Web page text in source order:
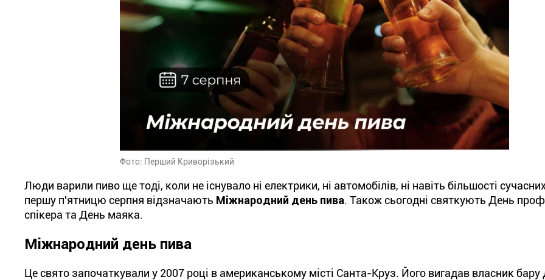
Фото: Перший Криворізький
Люди варили пиво ще тоді, коли не існувало ні електрики, ні автомобілів, ні навіть більшості
першу п'ятницю серпня відзначають Міжнародний день пива. Також сьогодні святкують День
спікера та День маяка.
Міжнародний день пива
Це свято започаткували у 2007 році в американському місті Санта-Круз. Його вигадав власник